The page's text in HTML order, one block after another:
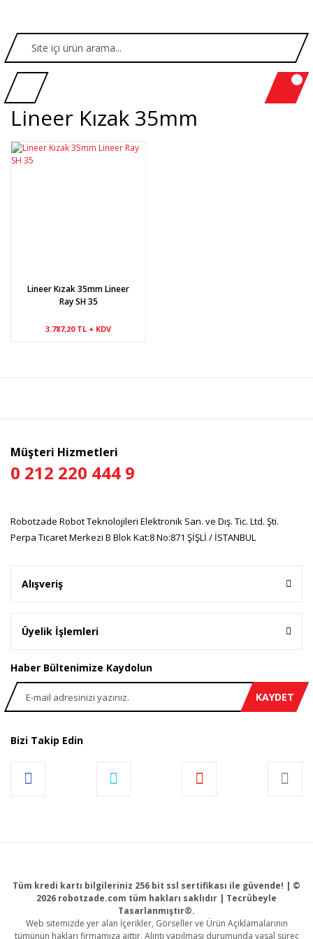
Lineer Kızak 35mm
Lineer Kızak 35mm Lineer
Ray SH 35
3.787,20 TL + KDV
Müşteri Hizmetleri
0 212 220 444 9
Robotzade Robot Teknolojileri Elektronik San. ve Dış. Tic. Ltd. Şti.
Perpa Ticaret Merkezi B Blok Kat:8 No:871 ŞİŞLİ / İSTANBUL
Alışveriş
Üyelik İşlemleri
Haber Bültenimize Kaydolun
KAYDET
Bizi Takip Edin
Tüm kredi kartı bilgileriniz 256 bit ssl sertifikası ile güvende! | ©
2026 robotzade.com tüm hakları saklıdır | Tecrübeyle
Tasarlanmıştır®.
Web sitemizde yer alan İçerikler, Görseller ve Ürün Açıklamalarının
tümünün hakları firmamıza aittir. Alıntı yapılması durumunda yasal süreç